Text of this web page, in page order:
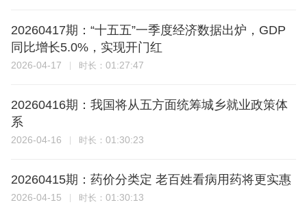
20260417期：“十五五”一季度经济数据出炉，GDP
同比增长5.0%，实现开门红
2026-04-17 时长： 01:27:47
20260416期：我国将从五方面统筹城乡就业政策体
系
2026-04-16 时长： 01:30:23
20260415期：药价分类定 老百姓看病用药将更实惠
2026-04-15 时长： 01:30:13